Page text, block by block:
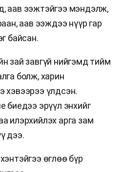
аав ээжтэйгээ мэндэлж,
аав ээждээ нүүр гар
байсан.
зай завгүй нийгэмд тийм
болж, харин
хэвээрээ үлдсэн.
биедээ эрүүл энхийг
илэрхийлэх арга зам
дээ.
өглөө бүр